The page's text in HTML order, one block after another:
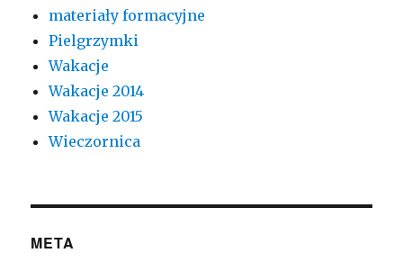
materiały formacyjne
Pielgrzymki
Wakacje
Wakacje 2014
Wakacje 2015
Wieczornica
META